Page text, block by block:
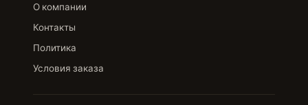
О компании
Контакты
Политика
Условия заказа